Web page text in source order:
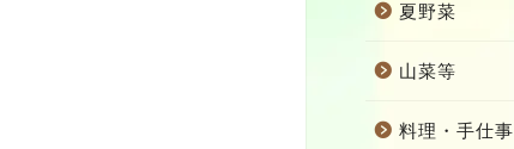
夏野菜
山菜等
料理・手仕事